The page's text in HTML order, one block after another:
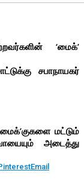
‘மைக்’
சபாநாயகர்
மட்டும்
அடைத்து
Email